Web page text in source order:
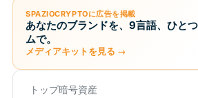
SPAZIOCRYPTOに広告を掲載
あなたのブランドを、9言語、ひと
ムで。
メディアキットを見る →
トップ暗号資産